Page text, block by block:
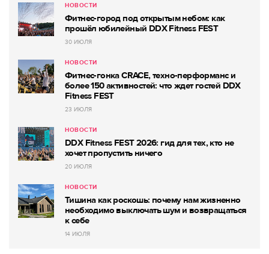
НОВОСТИ
Фитнес-город под открытым небом: как
прошёл юбилейный DDX Fitness FEST
30 ИЮЛЯ
НОВОСТИ
Фитнес-гонка CRACE, техно-перформанс и
более 150 активностей: что ждет гостей DDX
Fitness FEST
23 ИЮЛЯ
НОВОСТИ
DDX Fitness FEST 2026: гид для тех, кто не
хочет пропустить ничего
20 ИЮЛЯ
НОВОСТИ
Тишина как роскошь: почему нам жизненно
необходимо выключать шум и возвращаться
к себе
14 ИЮЛЯ